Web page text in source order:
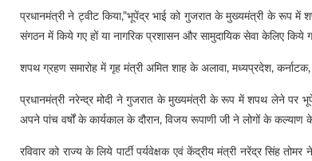
प्रधानमंत्री ने ट्वीट किया,"भूपेंद्र भाई को गुजरात के मुख्यमंत्री के रूप में
संगठन में किये गए हों या नागरिक प्रशासन और सामुदायिक सेवा केलिए किये
शपथ ग्रहण समारोह में गृह मंत्री अमित शाह के अलावा, मध्यप्रदेश, कर्नाटक,
प्रधानमंत्री नरेन्द्र मोदी ने गुजरात के मुख्यमंत्री के रूप में शपथ लेने पर
अपने पांच वर्षों के कार्यकाल के दौरान, विजय रूपाणी जी ने लोगों के
रविवार को राज्य के लिये पार्टी पर्यवेक्षक एवं केंद्रीय मंत्री नरेंद्र सिंह